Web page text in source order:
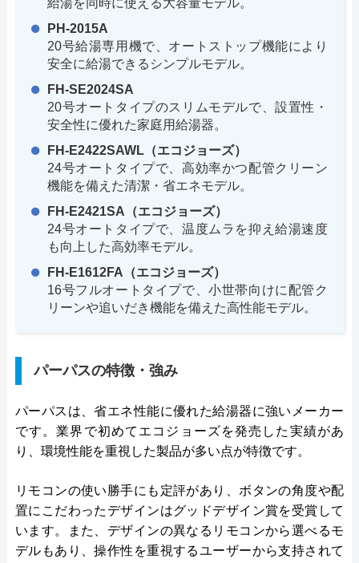
給湯を同時に使える大容量モデル。
PH-2015A
20号給湯専用機で、オートストップ機能により
安全に給湯できるシンプルモデル。
FH-SE2024SA
20号オートタイプのスリムモデルで、設置性・
安全性に優れた家庭用給湯器。
FH-E2422SAWL（エコジョーズ）
24号オートタイプで、高効率かつ配管クリーン
機能を備えた清潔・省エネモデル。
FH-E2421SA（エコジョーズ）
24号オートタイプで、温度ムラを抑え給湯速度
も向上した高効率モデル。
FH-E1612FA（エコジョーズ）
16号フルオートタイプで、小世帯向けに配管ク
リーンや追いだき機能を備えた高性能モデル。
パーパスの特徴・強み
パーパスは、省エネ性能に優れた給湯器に強いメーカー
です。業界で初めてエコジョーズを発売した実績があ
り、環境性能を重視した製品が多い点が特徴です。
リモコンの使い勝手にも定評があり、ボタンの角度や配
置にこだわったデザインはグッドデザイン賞を受賞して
います。また、デザインの異なるリモコンから選べるモ
デルもあり、操作性を重視するユーザーから支持されて